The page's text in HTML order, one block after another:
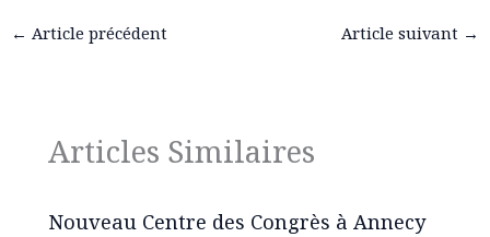
← Article précédent Article suivant →
Articles Similaires
Nouveau Centre des Congrès à Annecy